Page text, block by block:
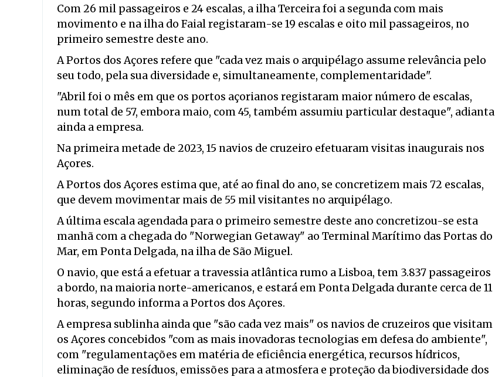
Com 26 mil passageiros e 24 escalas, a ilha Terceira foi a segunda com mais
movimento e na ilha do Faial registaram-se 19 escalas e oito mil passageiros, no
primeiro semestre deste ano.
A Portos dos Açores refere que "cada vez mais o arquipélago assume relevância pelo
seu todo, pela sua diversidade e, simultaneamente, complementaridade".
"Abril foi o mês em que os portos açorianos registaram maior número de escalas,
num total de 57, embora maio, com 45, também assumiu particular destaque", adianta
ainda a empresa.
Na primeira metade de 2023, 15 navios de cruzeiro efetuaram visitas inaugurais nos
Açores.
A Portos dos Açores estima que, até ao final do ano, se concretizem mais 72 escalas,
que devem movimentar mais de 55 mil visitantes no arquipélago.
A última escala agendada para o primeiro semestre deste ano concretizou-se esta
manhã com a chegada do "Norwegian Getaway" ao Terminal Marítimo das Portas do
Mar, em Ponta Delgada, na ilha de São Miguel.
O navio, que está a efetuar a travessia atlântica rumo a Lisboa, tem 3.837 passageiros
a bordo, na maioria norte-americanos, e estará em Ponta Delgada durante cerca de 11
horas, segundo informa a Portos dos Açores.
A empresa sublinha ainda que "são cada vez mais" os navios de cruzeiros que visitam
os Açores concebidos "com as mais inovadoras tecnologias em defesa do ambiente",
com "regulamentações em matéria de eficiência energética, recursos hídricos,
eliminação de resíduos, emissões para a atmosfera e proteção da biodiversidade dos